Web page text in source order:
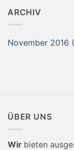
ARCHIV
November 2016
ÜBER UNS
Wir bieten